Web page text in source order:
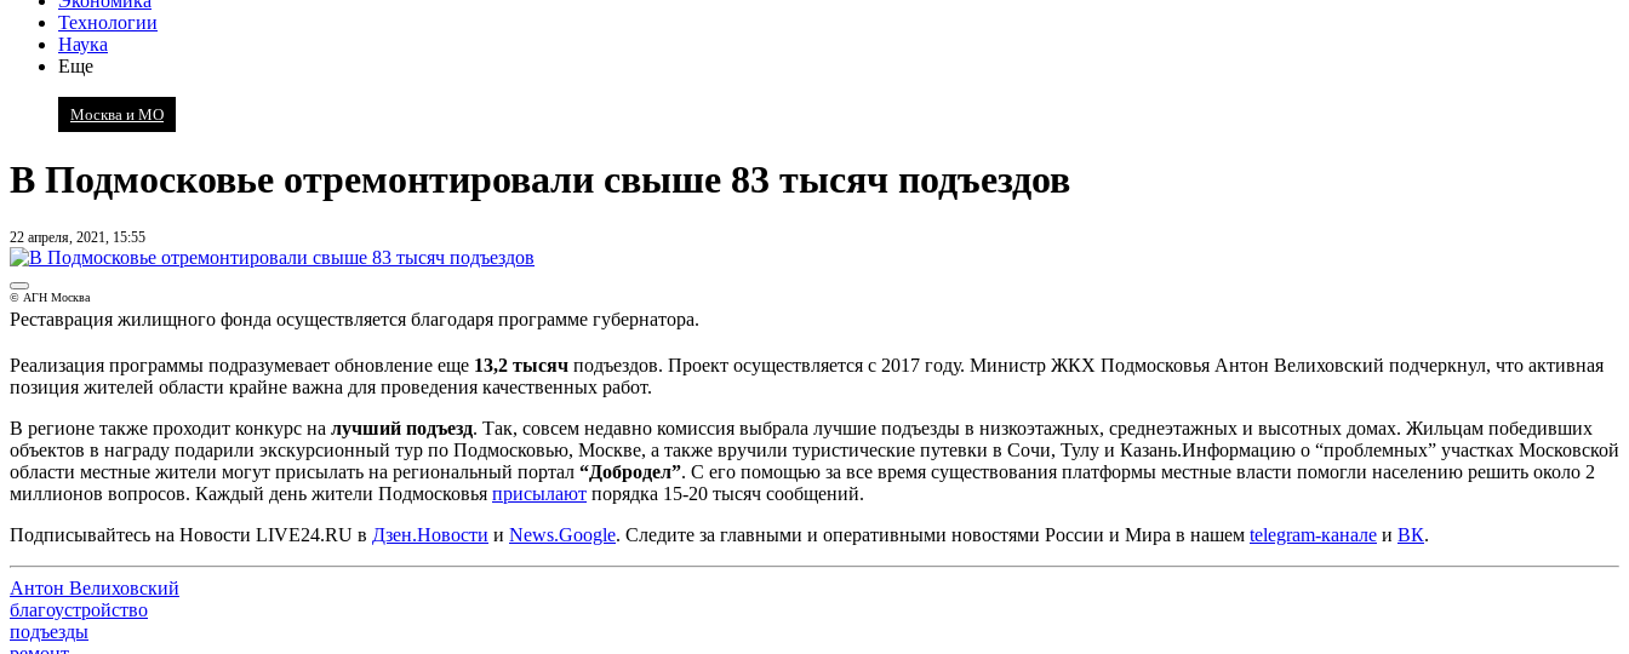
Технологии
Наука
Еще
Москва и МО
В Подмосковье отремонтировали свыше 83 тысяч подъездов
22 апреля, 2021, 15:55
© АГН Москва
Реставрация жилищного фонда осуществляется благодаря программе губернатора.
Реализация программы подразумевает обновление еще 13,2 тысяч подъездов. Проект осуществляется с 2017 году. Министр ЖКХ Подмосковья Антон Велиховский подчеркнул, что активная
позиция жителей области крайне важна для проведения качественных работ.
В регионе также проходит конкурс на лучший подъезд. Так, совсем недавно комиссия выбрала лучшие подъезды в низкоэтажных, среднеэтажных и высотных домах. Жильцам победивших
объектов в награду подарили экскурсионный тур по Подмосковью, Москве, а также вручили туристические путевки в Сочи, Тулу и Казань.Информацию о “проблемных” участках Московской
области местные жители могут присылать на региональный портал “Добродел”. С его помощью за все время существования платформы местные власти помогли населению решить около 2
миллионов вопросов. Каждый день жители Подмосковья присылают порядка 15-20 тысяч сообщений.
Подписывайтесь на Новости LIVE24.RU в Дзен.Новости и News.Google. Следите за главными и оперативными новостями России и Мира в нашем telegram-канале и ВК.
Антон Велиховский
благоустройство
подъезды